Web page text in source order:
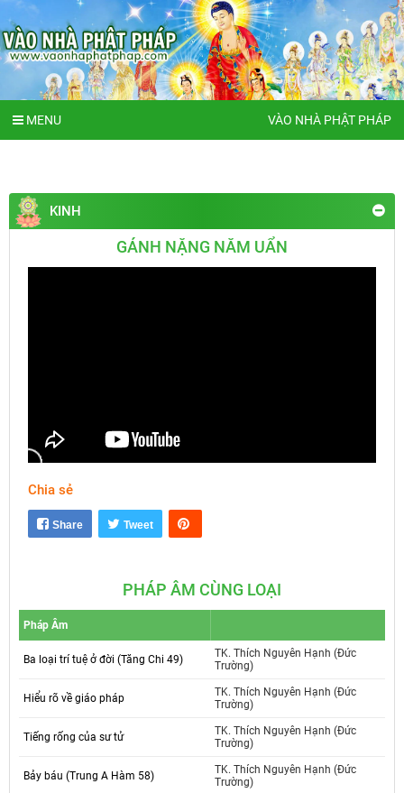
MENU VÀO NHÀ PHẬT PHÁP
KINH
GÁNH NẶNG NĂM UẨN
Chia sẻ
Share Tweet
PHÁP ÂM CÙNG LOẠI
Pháp Âm
Ba loại trí tuệ ở đời (Tăng Chi 49)
TK. Thích Nguyên Hạnh (Đức
Trường)
Hiểu rõ về giáo pháp
TK. Thích Nguyên Hạnh (Đức
Trường)
Tiếng rống của sư tử
TK. Thích Nguyên Hạnh (Đức
Trường)
Bảy báu (Trung A Hàm 58)
TK. Thích Nguyên Hạnh (Đức
Trường)